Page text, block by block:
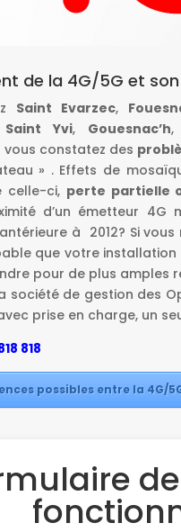
de la 4G/5G et
Saint Evarzec,
Saint Yvi, Gouesnac’h,
vous constatez des
» . Effets de
celle-ci, perte partielle
d’un émetteur 4G
à 2012? Si
que votre installation
pour de plus amples
société de gestion des
prise en charge, un
818
possibles entre la 4G/